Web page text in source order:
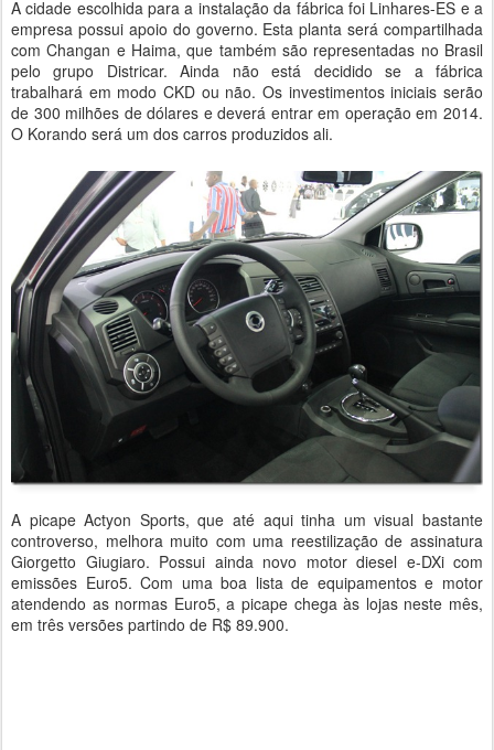
A cidade escolhida para a instalação da fábrica foi Linhares-ES e a
empresa possui apoio do governo. Esta planta será compartilhada
com Changan e Haima, que também são representadas no Brasil
pelo grupo Districar. Ainda não está decidido se a fábrica
trabalhará em modo CKD ou não. Os investimentos iniciais serão
de 300 milhões de dólares e deverá entrar em operação em 2014.
O Korando será um dos carros produzidos ali.
A picape Actyon Sports, que até aqui tinha um visual bastante
controverso, melhora muito com uma reestilização de assinatura
Giorgetto Giugiaro. Possui ainda novo motor diesel e-DXi com
emissões Euro5. Com uma boa lista de equipamentos e motor
atendendo as normas Euro5, a picape chega às lojas neste mês,
em três versões partindo de R$ 89.900.